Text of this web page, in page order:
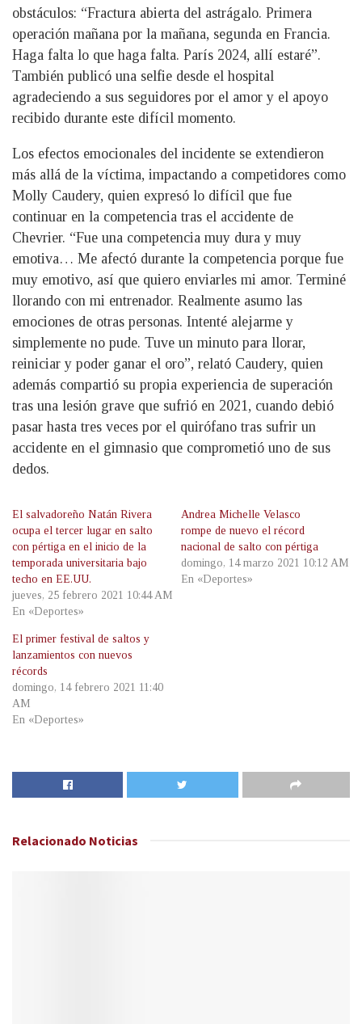
obstáculos: “Fractura abierta del astrágalo. Primera
operación mañana por la mañana, segunda en Francia.
Haga falta lo que haga falta. París 2024, allí estaré”.
También publicó una selfie desde el hospital
agradeciendo a sus seguidores por el amor y el apoyo
recibido durante este difícil momento.
Los efectos emocionales del incidente se extendieron
más allá de la víctima, impactando a competidores como
Molly Caudery, quien expresó lo difícil que fue
continuar en la competencia tras el accidente de
Chevrier. “Fue una competencia muy dura y muy
emotiva… Me afectó durante la competencia porque fue
muy emotivo, así que quiero enviarles mi amor. Terminé
llorando con mi entrenador. Realmente asumo las
emociones de otras personas. Intenté alejarme y
simplemente no pude. Tuve un minuto para llorar,
reiniciar y poder ganar el oro”, relató Caudery, quien
además compartió su propia experiencia de superación
tras una lesión grave que sufrió en 2021, cuando debió
pasar hasta tres veces por el quirófano tras sufrir un
accidente en el gimnasio que comprometió uno de sus
dedos.
El salvadoreño Natán Rivera
ocupa el tercer lugar en salto
con pértiga en el inicio de la
temporada universitaria bajo
techo en EE.UU.
jueves, 25 febrero 2021 10:44 AM
En «Deportes»
Andrea Michelle Velasco
rompe de nuevo el récord
nacional de salto con pértiga
domingo, 14 marzo 2021 10:12 AM
En «Deportes»
El primer festival de saltos y
lanzamientos con nuevos
récords
domingo, 14 febrero 2021 11:40
AM
En «Deportes»
Relacionado Noticias